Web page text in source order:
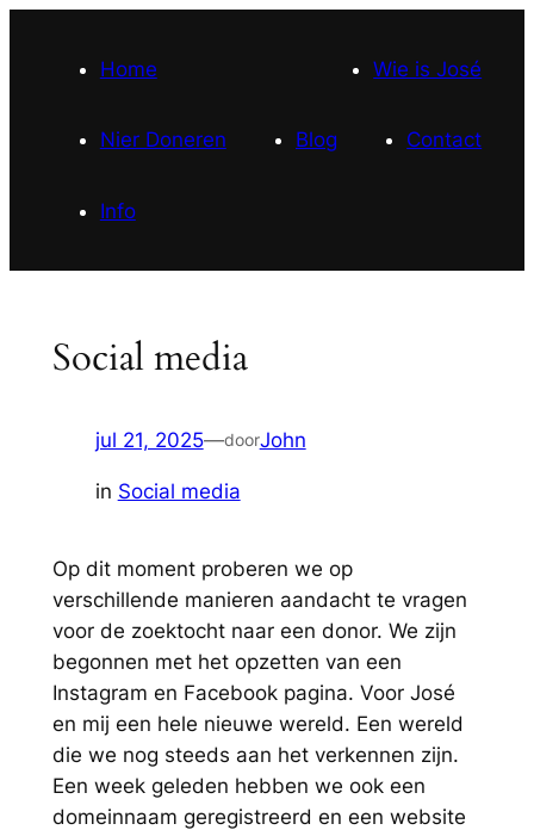
Home Wie is José
Nier Doneren Blog Contact
Info
Social media
jul 21, 2025—doorJohn
in Social media
Op dit moment proberen we op
verschillende manieren aandacht te vragen
voor de zoektocht naar een donor. We zijn
begonnen met het opzetten van een
Instagram en Facebook pagina. Voor José
en mij een hele nieuwe wereld. Een wereld
die we nog steeds aan het verkennen zijn.
Een week geleden hebben we ook een
domeinnaam geregistreerd en een website